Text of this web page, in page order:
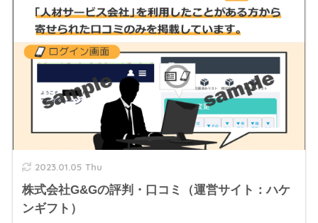
2023.01.05 Thu
株式会社G&Gの評判・口コミ（運営サイト：ハケ
ンギフト）